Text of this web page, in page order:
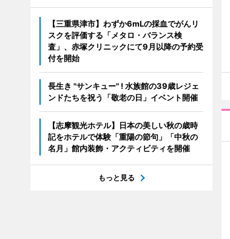
【三重県津市】わずか6mLの採血でがんリ
スクを評価する「メタロ・バランス検
査」、赤塚クリニックにて9月以降の予約受
付を開始
長生き "サンキュー" ! 水族館の39歳レジェ
ンドたちを祝う「敬老の日」イベント開催
【志摩観光ホテル】日本の美しい秋の歳時
記をホテルで体験「重陽の節句」「中秋の
名月」館内装飾・アクティビティを開催
もっと見る